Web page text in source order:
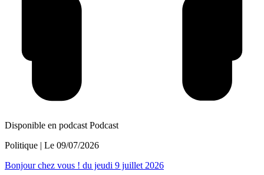
Disponible en podcast Podcast
Politique | Le 09/07/2026
Bonjour chez vous ! du jeudi 9 juillet 2026